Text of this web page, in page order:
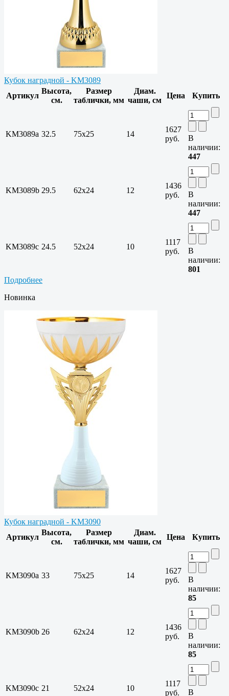
Кубок наградной - KM3089
Артикул
Высота,
см.
Размер
таблички, мм
Диам.
чаши, см
Цена Купить
KM3089a 32.5 75х25 14
1627
руб.
В
наличии:
447
KM3089b 29.5 62х24 12
1436
руб.
В
наличии:
447
KM3089c 24.5 52х24 10
1117
руб.
В
наличии:
801
Подробнее
Новинка
Кубок наградной - KM3090
Артикул
Высота,
см.
Размер
таблички, мм
Диам.
чаши, см
Цена Купить
KM3090a 33 75х25 14
1627
руб.
В
наличии:
85
KM3090b 26 62х24 12
1436
руб.
В
наличии:
85
KM3090c 21 52х24 10
1117
руб.
В